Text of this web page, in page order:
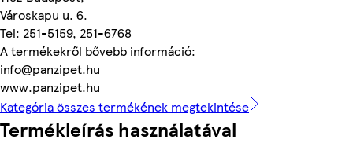
Városkapu u. 6.
Tel: 251-5159, 251-6768
A termékekről bővebb információ:
info@panzipet.hu
www.panzipet.hu
Kategória összes termékének megtekintése
Termékleírás használatával